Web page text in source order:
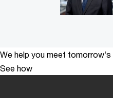
We help you meet
See how